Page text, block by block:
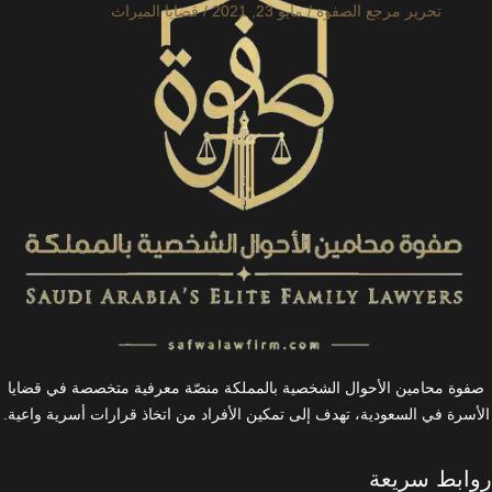
تحرير مرجع الصفوة/مايو 23, 2021 /قضايا الميراث
صفوة محامين الأحوال الشخصية بالمملكة منصّة معرفية متخصصة في قضايا
الأسرة في السعودية، تهدف إلى تمكين الأفراد من اتخاذ قرارات أسرية واعية.
روابط سريعة